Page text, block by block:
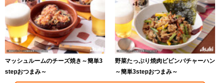
マッシュルームのチーズ焼き～簡単3
stepおつまみ～
野菜たっぷり焼肉ビビンバチャーハン
～簡単3stepおつまみ～